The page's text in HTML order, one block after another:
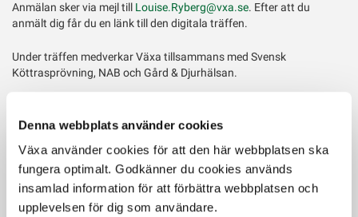
Denna webbplats använder cookies
Växa använder cookies för att den här webbplatsen ska
fungera optimalt. Godkänner du cookies används
insamlad information för att förbättra webbplatsen och
upplevelsen för dig som användare.
Anmälan sker via mejl till Louise.Ryberg@vxa.se. Efter att du
anmält dig får du en länk till den digitala träffen.
Under träffen medverkar Växa tillsammans med Svensk
Köttrasprövning, NAB och Gård & Djurhälsan.
Teams!
Mer information om träffen.
Senast uppdaterad: 27 februari 2024